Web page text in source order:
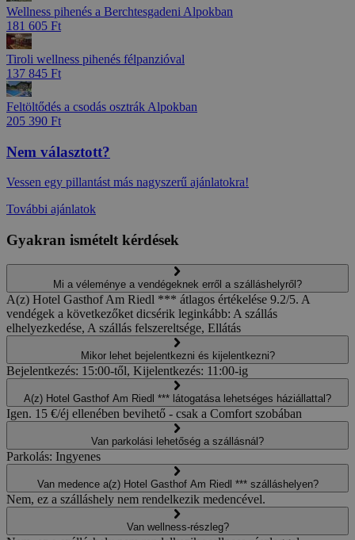
Wellness pihenés a Berchtesgadeni Alpokban
181 605 Ft
Tiroli wellness pihenés félpanzióval
137 845 Ft
Feltöltődés a csodás osztrák Alpokban
205 390 Ft
Nem választott?
Vessen egy pillantást más nagyszerű ajánlatokra!
További ajánlatok
Gyakran ismételt kérdések
Mi a véleménye a vendégeknek erről a szálláshelyről?
A(z) Hotel Gasthof Am Riedl *** átlagos értékelése 9.2/5. A
vendégek a következőket dicsérik leginkább: A szállás
elhelyezkedése, A szállás felszereltsége, Ellátás
Mikor lehet bejelentkezni és kijelentkezni?
Bejelentkezés: 15:00-től, Kijelentkezés: 11:00-ig
A(z) Hotel Gasthof Am Riedl *** látogatása lehetséges háziállattal?
Igen. 15 €/éj ellenében bevihető - csak a Comfort szobában
Van parkolási lehetőség a szállásnál?
Parkolás: Ingyenes
Van medence a(z) Hotel Gasthof Am Riedl *** szálláshelyen?
Nem, ez a szálláshely nem rendelkezik medencével.
Van wellness-részleg?